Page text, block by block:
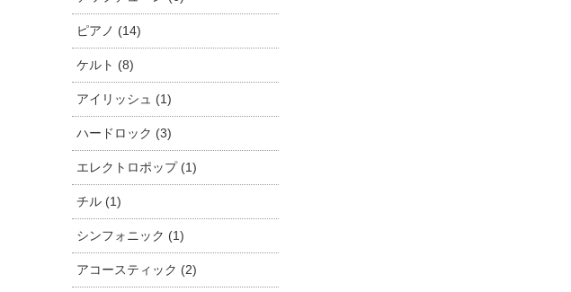
ピアノ (14)
ケルト (8)
アイリッシュ (1)
ハードロック (3)
エレクトロポップ (1)
チル (1)
シンフォニック (1)
アコースティック (2)